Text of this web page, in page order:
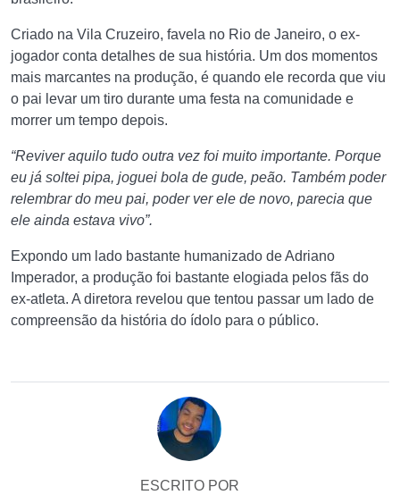
Criado na Vila Cruzeiro, favela no Rio de Janeiro, o ex-
jogador conta detalhes de sua história. Um dos momentos
mais marcantes na produção, é quando ele recorda que viu
o pai levar um tiro durante uma festa na comunidade e
morrer um tempo depois.
“Reviver aquilo tudo outra vez foi muito importante. Porque
eu já soltei pipa, joguei bola de gude, peão. Também poder
relembrar do meu pai, poder ver ele de novo, parecia que
ele ainda estava vivo”.
Expondo um lado bastante humanizado de Adriano
Imperador, a produção foi bastante elogiada pelos fãs do
ex-atleta. A diretora revelou que tentou passar um lado de
compreensão da história do ídolo para o público.
ESCRITO POR